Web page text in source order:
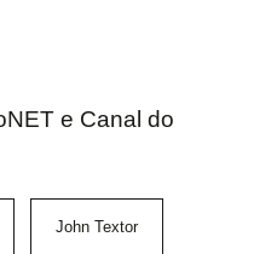
e Canal do
John Textor